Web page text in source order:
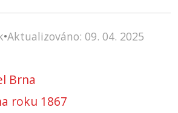
•Aktualizováno: 09. 04. 2025
Brna
roku 1867